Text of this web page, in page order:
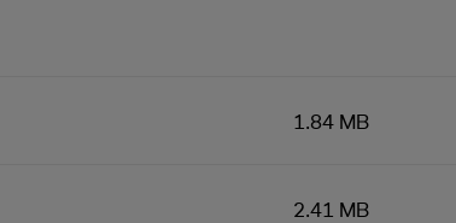
1.84 MB
2.41 MB